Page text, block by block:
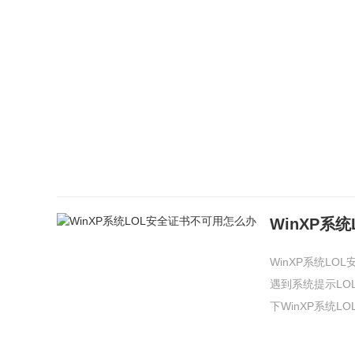
WinXP系
WinXP系统LOL
遇到系统提示
下WinXP系统